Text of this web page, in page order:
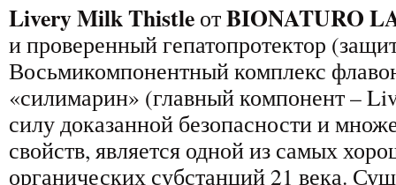
Livery Milk Thistle отBIONATURO
и проверенный гепатопротектор
Восьмикомпонентный комплекс
«силимарин» (главный компонент –
силу доказанной безопасности и
свойств, является одной из самых
органических субстанций 21 века.